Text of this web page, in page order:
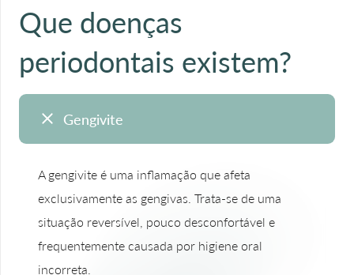
Que doenças
periodontais existem?
Gengivite
A gengivite é uma inflamação que afeta
exclusivamente as gengivas. Trata-se de uma
situação reversível, pouco desconfortável e
frequentemente causada por higiene oral
incorreta.